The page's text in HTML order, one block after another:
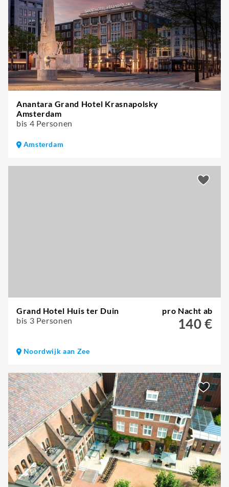
Anantara Grand Hotel Krasnapolsky
Amsterdam
bis 4 Personen
Amsterdam
Grand Hotel Huis ter Duin
bis 3 Personen
pro Nacht ab
140 €
Noordwijk aan Zee